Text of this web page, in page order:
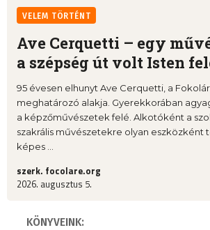
VELEM TÖRTÉNT
Ave Cerquetti – egy
a szépség út volt Isten
95 évesen elhunyt Ave Cerquetti, a
meghatározó alakja. Gyerekkorában
a képzőművészetek felé. Alkotóként a
szakrális művészetekre olyan eszközként
képes ...
szerk. focolare.org
2026. augusztus 5.
KÖNYVEINK: